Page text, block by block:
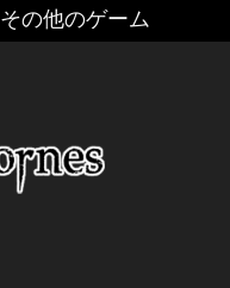
その他のゲーム